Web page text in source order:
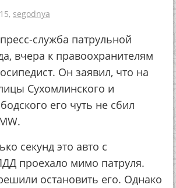
segodnya
служба патрульной
вчера к правоохранителям
Он заявил, что на
Сухомлинского и
его чуть не сбил
секунд это авто с
проехало мимо патруля.
остановить его. Однако